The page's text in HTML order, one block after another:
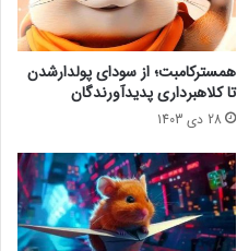
همسترکامبت؛ از سودای پولدارشدن
تا کلاهبرداری پدیدآورندگان
28 دی 1403